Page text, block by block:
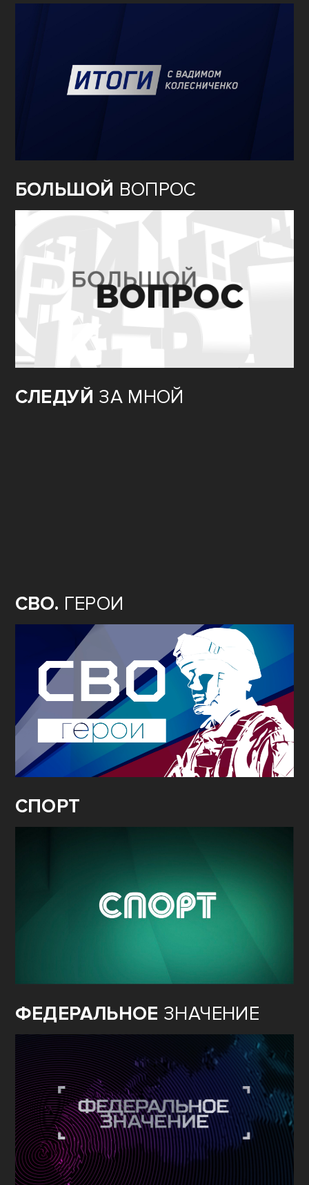
БОЛЬШОЙ ВОПРОС
СЛЕДУЙ ЗА МНОЙ
СВО. ГЕРОИ
СПОРТ
ФЕДЕРАЛЬНОЕ ЗНАЧЕНИЕ